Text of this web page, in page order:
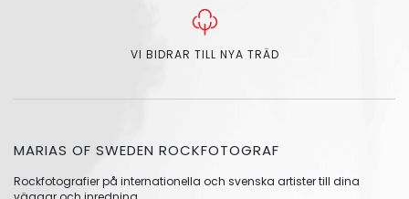
VI BIDRAR TILL NYA TRÄD
MARIAS OF SWEDEN ROCKFOTOGRAF
Rockfotografier på internationella och svenska artister till dina